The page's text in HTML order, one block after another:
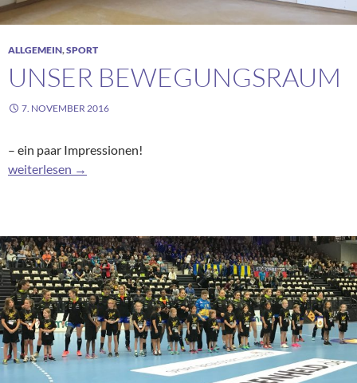
ALLGEMEIN,SPORT
UNSER BEWEGUNGSRAUM
7. NOVEMBER 2016
– ein paar Impressionen!
Unser Bewegungsraum
weiterlesen →